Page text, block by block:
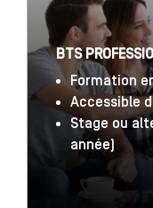
BTS
Formation
Accessible
Stage ou
année)